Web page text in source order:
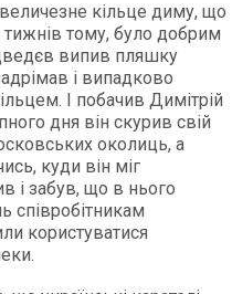
кільце диму, що
тижнів тому, було добрим
випив пляшку
і випадково
І побачив Димітрій
дня він скурив свій
околиць, а
куди він міг
і забув, що в нього
співробітникам
користуватися